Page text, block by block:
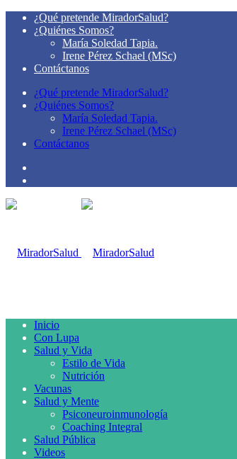
¿Qué pretende MiradorSalud?
¿Quiénes Somos?
María Soledad Tapia.
Irene Pérez Schael (MSc)
Contáctanos
¿Qué pretende MiradorSalud?
¿Quiénes Somos?
María Soledad Tapia.
Irene Pérez Schael (MSc)
Contáctanos
Inicio
Con Lupa
Salud y Vida
Estilo de Vida
Nutrición
Vacunas
Salud y Mente
Psiconeuroinmunología
Coaching Integral
Salud Pública
Videos